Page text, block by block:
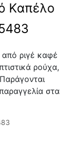
Kαπέλο
ριγέ καφέ
ρούχα,
στα